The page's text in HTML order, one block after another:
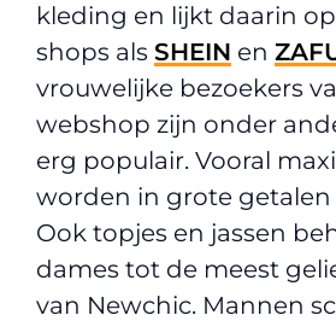
kleding en lijkt daarin
shops als SHEIN en
vrouwelijke bezoekers
webshop zijn onder
erg populair. Vooral
worden in grote getalen
Ook topjes en jassen
dames tot de meest
van Newchic. Mannen